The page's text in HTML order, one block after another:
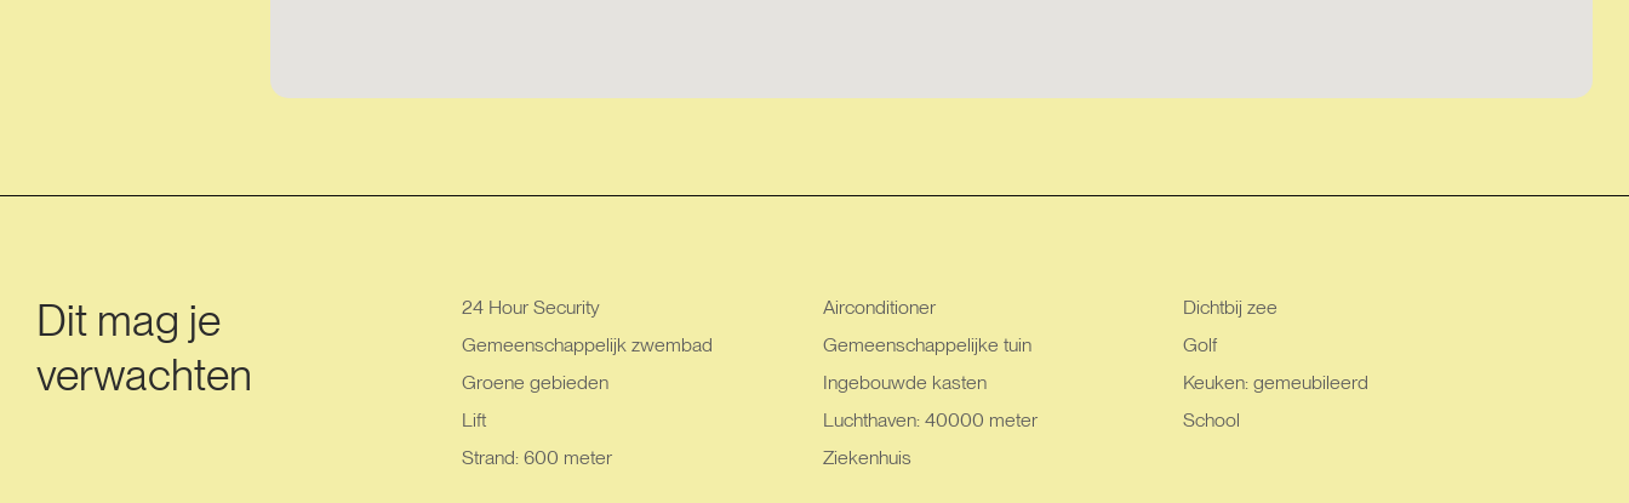
Dit mag je
verwachten
24 Hour Security Airconditioner
Dichtbij zee
Gemeenschappelijk zwembad
Gemeenschappelijke tuin
Golf
Groene gebieden
Ingebouwde kasten
Keuken: gemeubileerd
Lift
Luchthaven: 40000 meter
School
Strand: 600 meter
Ziekenhuis